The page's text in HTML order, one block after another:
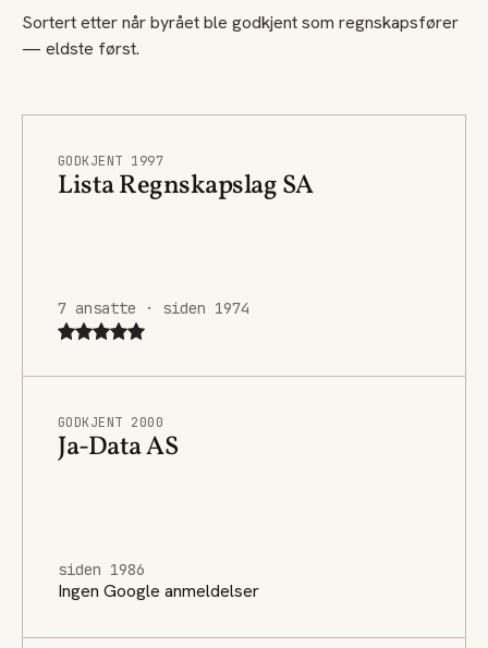
Sortert etter når byrået ble godkjent som regnskapsfører
— eldste først.
GODKJENT 1997
Lista Regnskapslag SA
7 ansatte · siden 1974
GODKJENT 2000
Ja-Data AS
siden 1986
Ingen Google anmeldelser